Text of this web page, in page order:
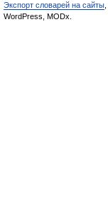
Экспорт словарей на сайты
WordPress, MODx.